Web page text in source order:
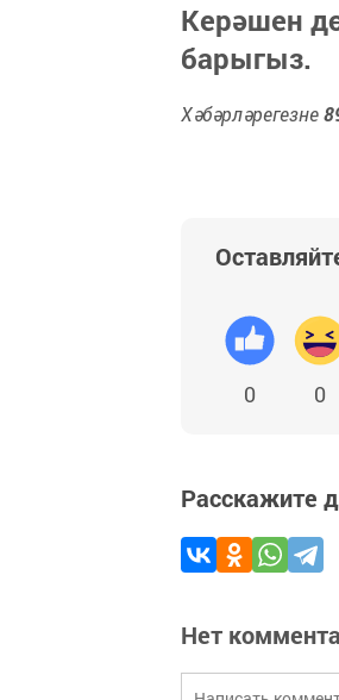
Керәшен
барыгыз.
Хәбәрләрегезне
0 0
Расскажите
Нет